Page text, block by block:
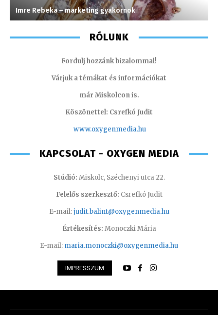
Imre Rebeka – marketing gyakornok
RÓLUNK
Fordulj hozzánk bizalommal!
Várjuk a témákat és információkat
már Miskolcon is.
Köszönettel: Csrefkó Judit
www.oxygenmedia.hu
KAPCSOLAT - OXYGEN MEDIA
Stúdió: Miskolc, Széchenyi utca 22.
Felelős szerkesztő: Csrefkó Judit
E-mail:judit.balint@oxygenmedia.hu
Értékesítés: Monoczki Mária
E-mail: maria.monoczki@oxygenmedia.hu
IMPRESSZUM